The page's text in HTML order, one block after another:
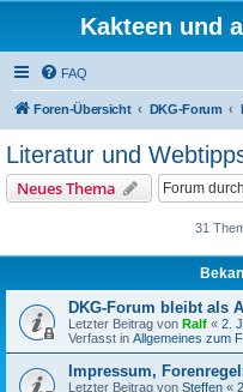
Kakteen und
FAQ
Foren-Übersicht DKG-Forum
Literatur und
Neues Thema
31
DKG-Forum bleibt als
Letzter Beitrag von Ralf « 2.
Verfasst in Allgemeines zum
Impressum,
Letzter Beitrag von Steffen «